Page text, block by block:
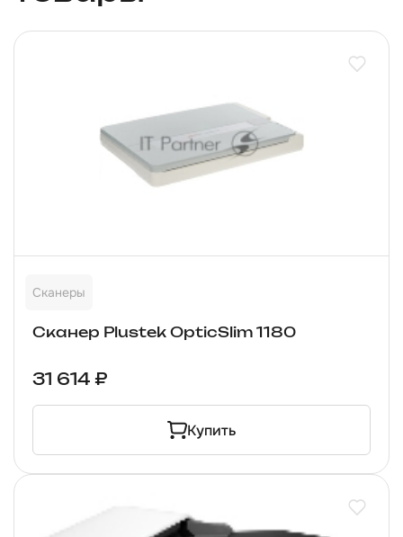
Сканеры
Сканер Plustek OpticSlim 1180
31 614 ₽
Купить